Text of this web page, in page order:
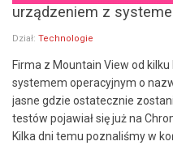
urządzeniem z
Dział: Technologie
Firma z Mountain View od
systemem operacyjnym o
jasne gdzie ostatecznie
testów pojawiał się już na
Kilka dni temu poznaliśmy w